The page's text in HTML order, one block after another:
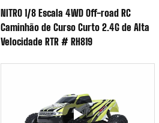
NITRO 1/8 Escala 4WD Off-road RC
Caminhão de Curso Curto 2.4G de Alta
Velocidade RTR # RH819